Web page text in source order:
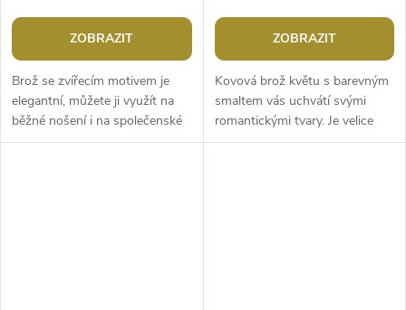
ZOBRAZIT
Brož se zvířecím motivem je
elegantní, můžete ji využít na
běžné nošení i na společenské
události. Z rubu má brožový
ZOBRAZIT
Kovová brož květu s barevným
smaltem vás uchvátí svými
romantickými tvary. Je velice
elegantní, můžete ji využít na